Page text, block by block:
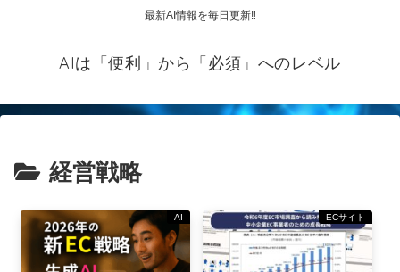
最新AI情報を毎日更新‼
AIは「便利」から「必須」へのレベル
経営戦略
AI ECサイト